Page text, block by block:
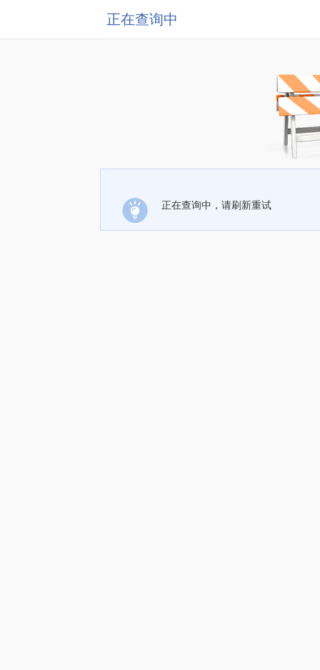
正在查询中
正在查询中，请刷新重试